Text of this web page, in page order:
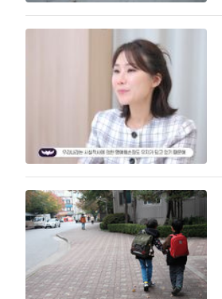
속보 방금 전
방금 전